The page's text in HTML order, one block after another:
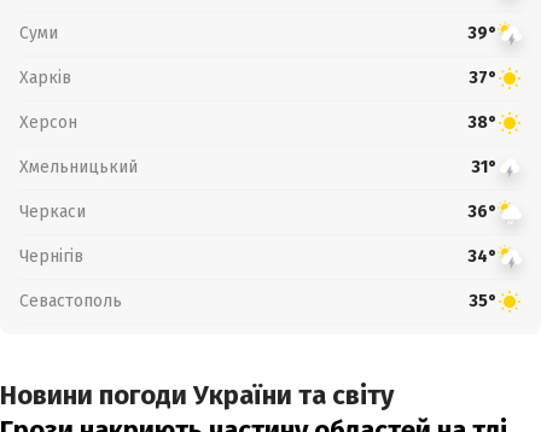
Суми 39°
Харків 37°
Херсон 38°
Хмельницький 31°
Черкаси 36°
Чернігів 34°
Севастополь 35°
Новини погоди України та світу